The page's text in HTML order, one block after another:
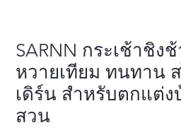
SARNN กระเช้าชิง
หวายเทียม ทนทาน
เดิร์น สำหรับตกแต่ง
สวน